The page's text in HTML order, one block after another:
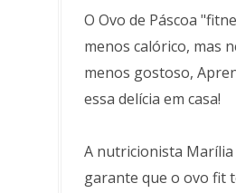
O Ovo de Páscoa
menos calórico, mas
menos gostoso,
essa delícia em casa!
A nutricionista Marília
garante que o ovo fit